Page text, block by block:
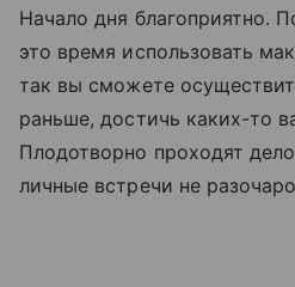
Начало дня благоприятно.
это время использовать
так вы сможете
раньше, достичь каких-то
Плодотворно проходят
личные встречи не